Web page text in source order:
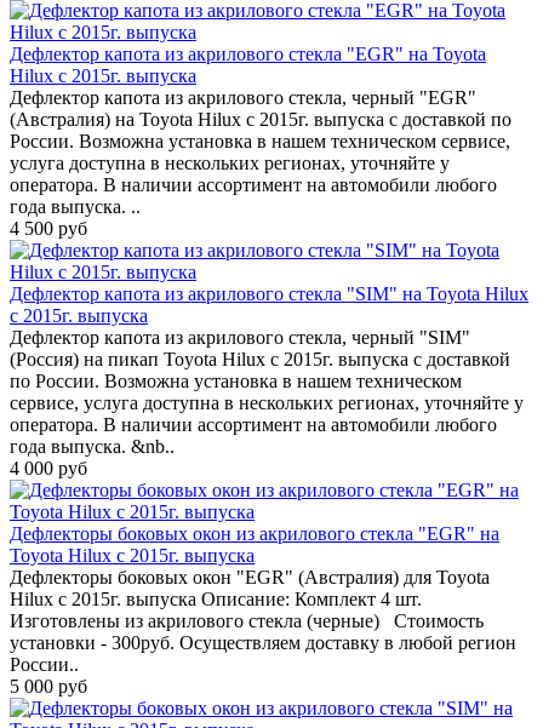
Дефлектор капота из акрилового стекла "EGR" на Toyota
Hilux с 2015г. выпуска
Дефлектор капота из акрилового стекла, черный "EGR"
(Австралия) на Toyota Hilux с 2015г. выпуска с доставкой по
России. Возможна установка в нашем техническом сервисе,
услуга доступна в нескольких регионах, уточняйте у
оператора. В наличии ассортимент на автомобили любого
года выпуска. ..
4 500 руб
Дефлектор капота из акрилового стекла "SIM" на Toyota Hilux
с 2015г. выпуска
Дефлектор капота из акрилового стекла, черный "SIM"
(Россия) на пикап Toyota Hilux с 2015г. выпуска с доставкой
по России. Возможна установка в нашем техническом
сервисе, услуга доступна в нескольких регионах, уточняйте у
оператора. В наличии ассортимент на автомобили любого
года выпуска. &nb..
4 000 руб
Дефлекторы боковых окон из акрилового стекла "EGR" на
Toyota Hilux с 2015г. выпуска
Дефлекторы боковых окон "EGR" (Австралия) для Toyota
Hilux с 2015г. выпуска Описание: Комплект 4 шт.
Изготовлены из акрилового стекла (черные) Стoимoсть
устанoвки - 300руб. Осуществляем доставку в любой регион
России..
5 000 руб